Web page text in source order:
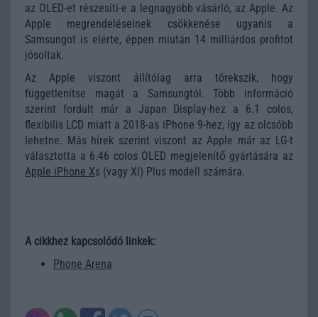
az OLED-et részesíti-e a legnagyobb vásárló, az Apple. Az
Apple megrendeléseinek csökkenése ugyanis a
Samsungot is elérte, éppen miután 14 milliárdos profitot
jósoltak.
Az Apple viszont állítólag arra törekszik, hogy
függetlenítse magát a Samsungtól. Több információ
szerint fordult már a Japan Display-hez a 6.1 colos,
flexibilis LCD miatt a 2018-as iPhone 9-hez, így az olcsóbb
lehetne. Más hírek szerint viszont az Apple már az LG-t
választotta a 6.46 colos OLED megjelenítő gyártására az
Apple iPhone Xs (vagy Xl) Plus modell számára.
A cikkhez kapcsolódó linkek:
Phone Arena